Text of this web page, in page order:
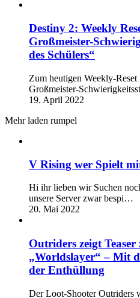
Destiny 2: Weekly
Großmeister-
des Schülers“
Zum heutigen Weekly-
Großmeister-
19. April 2022
Mehr laden rumpel
V Rising wer Spielt
Hi ihr lieben wir Suchen
unsere Server zwar bespi…
20. Mai 2022
Outriders zeigt
„Worldslayer“ – Mit
der Enthüllung
Der Loot-Shooter Outriders